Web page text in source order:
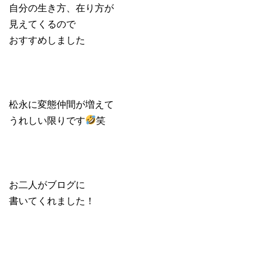
自分の生き方、在り方が
見えてくるので
おすすめしました
松永に変態仲間が増えて
うれしい限りです
笑
お二人がブログに
書いてくれました！